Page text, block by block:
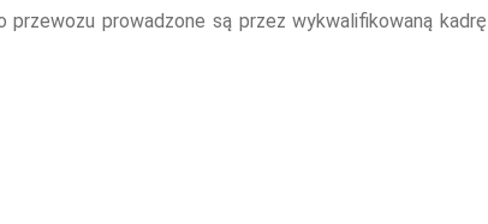
prowadzone są przez wykwalifikowaną kadrę